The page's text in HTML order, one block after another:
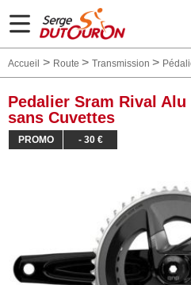
Accueil > Route > Transmission >
Pedalier Sram Rival Alu
sans Cuvettes
PROMO - 30 €